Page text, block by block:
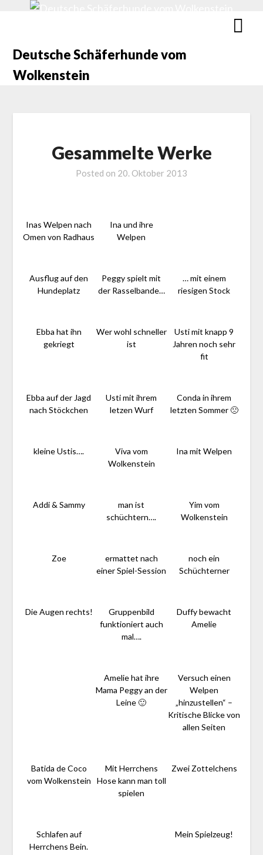
Deutsche Schäferhunde vom
Wolkenstein
Gesammelte Werke
Posted on 20. Oktober 2013
Inas Welpen nach
Omen von Radhaus
Ina und ihre
Welpen
Ausflug auf den
Hundeplatz
Peggy spielt mit
der Rasselbande…
… mit einem
riesigen Stock
Ebba hat ihn
gekriegt
Wer wohl schneller
ist
Usti mit knapp 9
Jahren noch sehr
fit
Ebba auf der Jagd
nach Stöckchen
Usti mit ihrem
letzen Wurf
Conda in ihrem
letzten Sommer 🙁
kleine Ustis….
Viva vom
Wolkenstein
Ina mit Welpen
Addi & Sammy
man ist
schüchtern….
Yim vom
Wolkenstein
Zoe
ermattet nach
einer Spiel-Session
noch ein
Schüchterner
Die Augen rechts!
Gruppenbild
funktioniert auch
mal….
Duffy bewacht
Amelie
Amelie hat ihre
Mama Peggy an der
Leine 🙂
Versuch einen
Welpen
„hinzustellen“ –
Kritische Blicke von
allen Seiten
Batida de Coco
vom Wolkenstein
Mit Herrchens
Hose kann man toll
spielen
Zwei Zottelchens
Schlafen auf
Herrchens Bein.
Mein Spielzeug!